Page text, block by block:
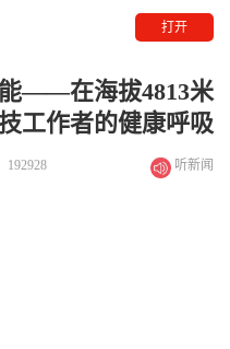
打开
——在海拔4813米
工作者的健康呼吸
192928 听新闻